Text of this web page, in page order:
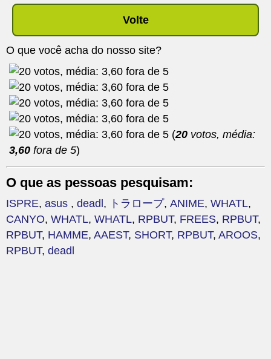
Volte
O que você acha do nosso site?
(20 votos, média:
3,60 fora de 5)
O que as pessoas pesquisam:
ISPRE, asus , deadl , トラロープ, ANIME, WHATL,
CANYO, WHATL, WHATL, RPBUT, FREES, RPBUT,
RPBUT, HAMME, AAEST, SHORT, RPBUT, AROOS,
RPBUT, deadl